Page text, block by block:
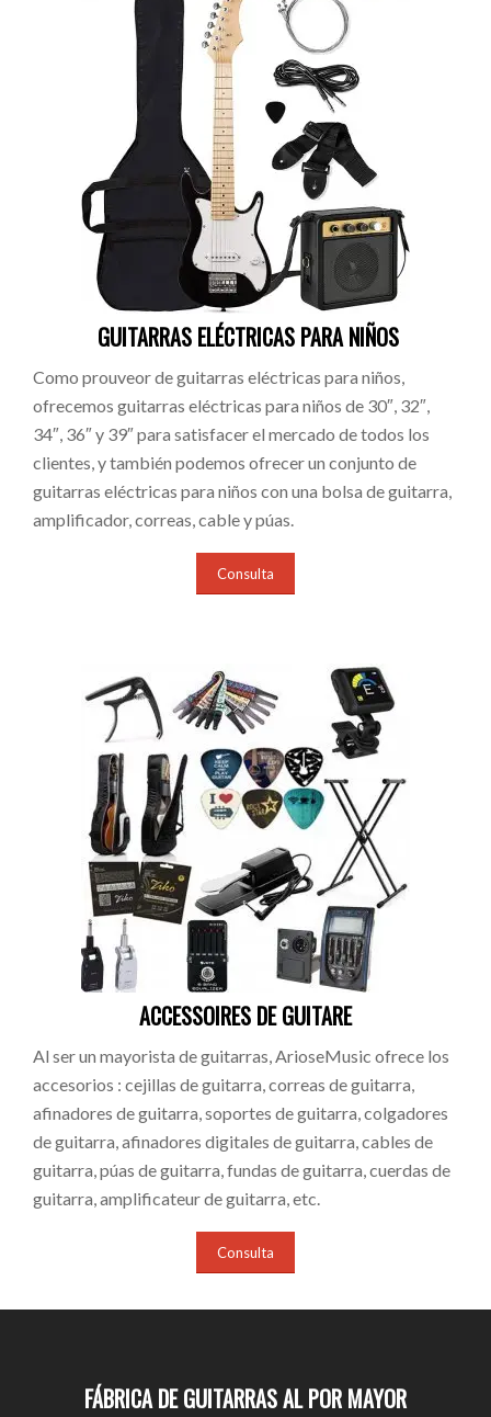
GUITARRAS ELÉCTRICAS PARA NIÑOS
Como prouveor de guitarras eléctricas para niños,
ofrecemos guitarras eléctricas para niños de 30″, 32″,
34″, 36″ y 39″ para satisfacer el mercado de todos los
clientes, y también podemos ofrecer un conjunto de
guitarras eléctricas para niños con una bolsa de guitarra,
amplificador, correas, cable y púas.
Consulta
ACCESSOIRES DE GUITARE
Al ser un mayorista de guitarras, ArioseMusic ofrece los
accesorios : cejillas de guitarra, correas de guitarra,
afinadores de guitarra, soportes de guitarra, colgadores
de guitarra, afinadores digitales de guitarra, cables de
guitarra, púas de guitarra, fundas de guitarra, cuerdas de
guitarra, amplificateur de guitarra, etc.
Consulta
FÁBRICA DE GUITARRAS AL POR MAYOR